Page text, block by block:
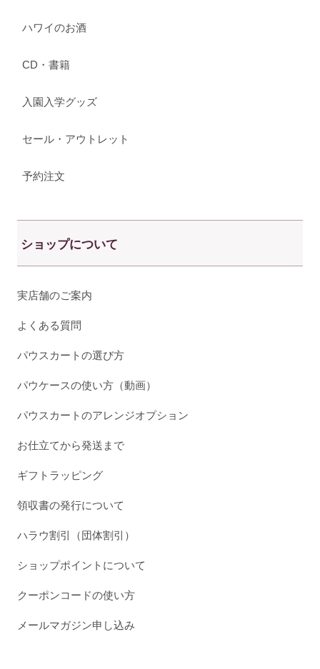
ハワイのお酒
CD・書籍
入園入学グッズ
セール・アウトレット
予約注文
ショップについて
実店舗のご案内
よくある質問
パウスカートの選び方
パウケースの使い方（動画）
パウスカートのアレンジオプション
お仕立てから発送まで
ギフトラッピング
領収書の発行について
ハラウ割引（団体割引）
ショップポイントについて
クーポンコードの使い方
メールマガジン申し込み